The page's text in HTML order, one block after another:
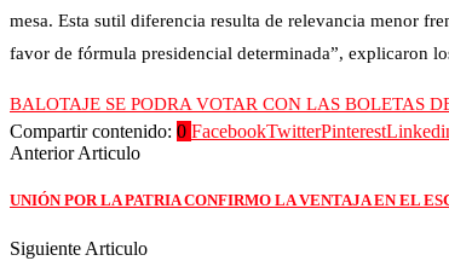
mesa. Esta sutil diferencia resulta de relevancia menor
favor de fórmula presidencial determinada”, explicaron
BALOTAJE SE PODRA VOTAR CON LAS BOLETAS
Compartir contenido: 0 FacebookTwitterPinterest
Anterior Articulo
UNIÓN POR LA PATRIA CONFIRMO LA VENTAJA EN EL
Siguiente Articulo